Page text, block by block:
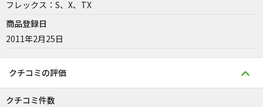
フレックス：S、X、TX
商品登録日
2011年2月25日
クチコミの評価
クチコミ件数